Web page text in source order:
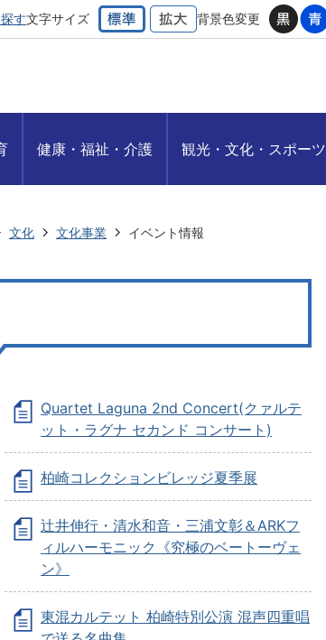
す文字サイズ 背景色変更
健康・福祉・介護 観光・文化・スポーツ
文化 文化事業 イベント情報
Quartet Laguna 2nd Concert(クァルテ
ット・ラグナ セカンド コンサート)
柏崎コレクションビレッジ夏季展
辻井伸行・清水和音・三浦文彰＆ARKフ
ィルハーモニック《究極のベートーヴェ
ン》
東混カルテット 柏崎特別公演 混声四重唱